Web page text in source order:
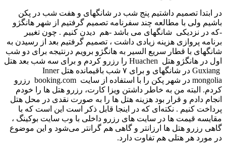
در ابتدا تصمیم داشتیم پنج شب در شانگهای و هفت شب در پکن
باشیم ولی با مطالعه چند سفرنامه تصمیم گرفتیم از شهر هانگژو
-که در نزدیکی شانگهای می باشد -هم دیدن کنیم . چون تغییر
برنامه پروازی هزینه زیادی داشت ، تصمیم گرفتیم بعد از رسیدن به
شانگهای با قطار سریع السیر به هانگژو برویم درنتیجه برای دو شب
اول در هانگژو هتل Huachen را رزرو کردم و برای سه شب بعد هتل
Guxiang در شانگهای و برای ۷ شب باقیمانده هتل Inner
mongolia در شهر پکن را با استفاده از سایت booking.com رزرو
کردم. البته من به خاطر داشتن ویزا کارت، رزرو هتل ها را خودم
انجام دادم و قرار بود هزینه هتل ها را به صورت نقدی در محل هتل
پرداخت کنیم . نکته‌ای که در اینجا قابل ذکر است این است که با
مقایسه قیمت ها در سایت های رزرو داخلی با وب سایت بوکینگ ،
گاهی رزرو هتل ها ارزانتر و گاهی هم گرانتر می‌شود و این موضوع
در مورد هر هتلی هم تفاوت دارد.